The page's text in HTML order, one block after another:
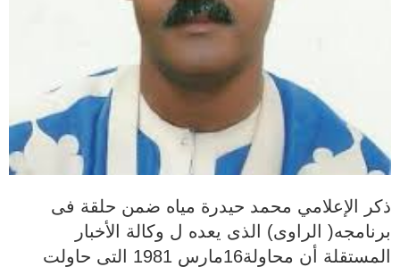
ذكر الإعلامي محمد حيدرة مياه ضمن حلقة فى
برنامجه( الراوى) الذى يعده ل وكالة الأخبار
المستقلة أن محاولة16مارس 1981 التى حاولت